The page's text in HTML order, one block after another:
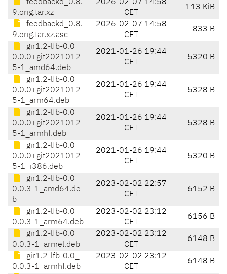
feedbackd_0.8.
9.orig.tar.xz
2026-02-07 14:58
CET
113 KiB
feedbackd_0.8.
9.orig.tar.xz.asc
2026-02-07 14:58
CET
833 B
gir1.2-lfb-0.0_
0.0.0+git2021012
5-1_amd64.deb
2021-01-26 19:44
CET
5320 B
gir1.2-lfb-0.0_
0.0.0+git2021012
5-1_arm64.deb
2021-01-26 19:44
CET
5328 B
gir1.2-lfb-0.0_
0.0.0+git2021012
5-1_armhf.deb
2021-01-26 19:44
CET
5328 B
gir1.2-lfb-0.0_
0.0.0+git2021012
5-1_i386.deb
2021-01-26 19:44
CET
5320 B
gir1.2-lfb-0.0_
0.0.3-1_amd64.de
b
2023-02-02 22:57
CET
6152 B
gir1.2-lfb-0.0_
0.0.3-1_arm64.deb
2023-02-02 23:12
CET
6156 B
gir1.2-lfb-0.0_
0.0.3-1_armel.deb
2023-02-02 23:12
CET
6148 B
gir1.2-lfb-0.0_
0.0.3-1_armhf.deb
2023-02-02 23:12
CET
6148 B